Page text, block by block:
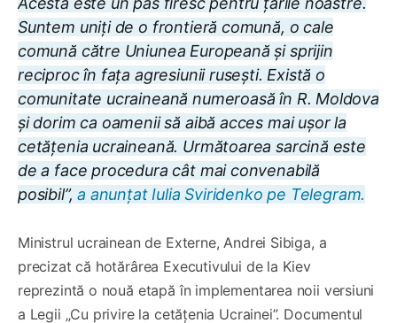
Suntem uniți de o frontieră comună, o cale
comună către Uniunea Europeană și sprijin
reciproc în fața agresiunii rusești. Există o
comunitate ucraineană numeroasă în R. Moldova
și dorim ca oamenii să aibă acces mai ușor la
cetățenia ucraineană. Următoarea sarcină este
de a face procedura cât mai convenabilă
posibil”,a anunțat Iulia Sviridenko pe Telegram.
Ministrul ucrainean de Externe, Andrei Sibiga, a
precizat că hotărârea Executivului de la Kiev
reprezintă o nouă etapă în implementarea noii versiuni
a Legii „Cu privire la cetățenia Ucrainei”. Documentul